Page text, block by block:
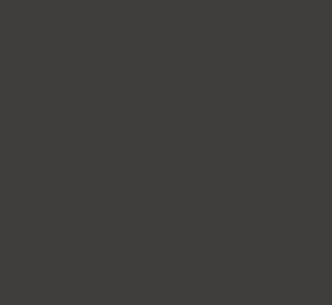
bestaat niet alleen uit bomen,
Om natuur te beheren én
genieten, zijn er ook allerlei
Denk aan wildrasters,
picknickbanken en
Maar ook aan